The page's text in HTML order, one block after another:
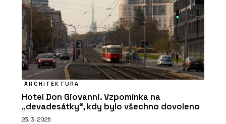
ARCHITEKTURA
Hotel Don Giovanni. Vzpomínka na
„devadesátky“, kdy bylo všechno dovoleno
25. 3. 2026